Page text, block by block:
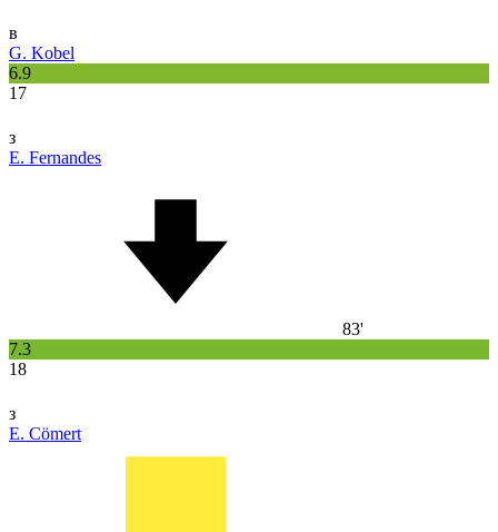
в
G. Kobel
6.9
17
з
E. Fernandes
83'
7.3
18
з
E. Cömert